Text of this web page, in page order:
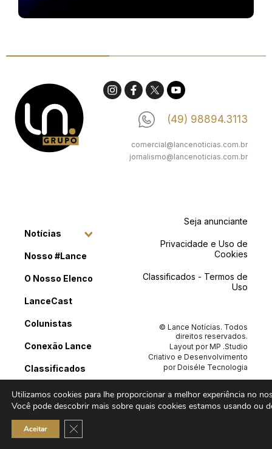
(49) 98894.3113
comercial@lancenoticias.com.br
jornalismo@lancenoticias.com.br
Notícias
Nosso #Lance
O Nosso Elenco
LanceCast
Colunistas
Conexão Lance
Classificados
Contato
Seja anunciante
Privacidade e Uso de
Cookies
Classificados - Termos de
Uso
© Lance Notícias. Todos
direitos reservados.
Layout porMP .Studio
Criativo e Desenvolvimento
porDoiséle Tecnologia
Utilizamos cookies para lhe proporcionar a melhor experiência no
Você pode descobrir mais sobre quais cookies estamos usando ou
Aceitar Close GDPR Cookie Banner